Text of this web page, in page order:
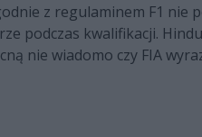
z regulaminem F1 nie
podczas kwalifikacji.
nie wiadomo czy FIA